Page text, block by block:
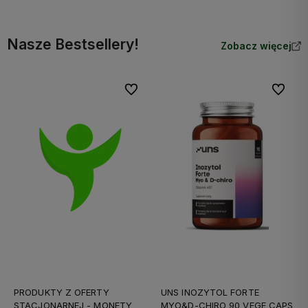
Nasze Bestsellery! Zobacz więcej
PRODUKTY Z OFERTY
STACJONARNEJ - MONETY
Do ulubionych
UNS INOZYTOL FORTE
MYO&D-CHIRO 90 VEGE CAPS
Do